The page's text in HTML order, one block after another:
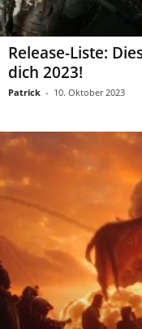
Release-Liste:
dich 2023!
Patrick - 10. Oktober 2023